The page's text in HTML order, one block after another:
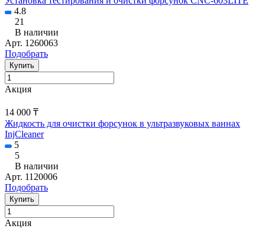
4.8
21
В наличии
Арт. 1260063
Подобрать
Купить
Акция
14 000 ₸
Жидкость для очистки форсунок в ультразвуковых ваннах
InjCleaner
5
5
В наличии
Арт. 1120006
Подобрать
Купить
Акция